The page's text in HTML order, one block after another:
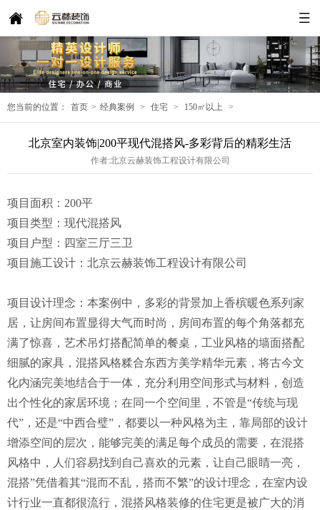
您当前的位置： 首页 > 经典案例 > 住宅 > 150㎡以上 >
北京室内装饰|200平现代混搭风-多彩背后的精彩生活
作者:北京云赫装饰工程设计有限公司
项目面积：200平
项目类型：现代混搭风
项目户型：四室三厅三卫
项目施工设计：北京云赫装饰工程设计有限公司
项目设计理念：本案例中，多彩的背景加上香槟暖色系列家
居，让房间布置显得大气而时尚，房间布置的每个角落都充
满了惊喜，艺术吊灯搭配简单的餐桌，工业风格的墙面搭配
细腻的家具，混搭风格糅合东西方美学精华元素，将古今文
化内涵完美地结合于一体，充分利用空间形式与材料，创造
出个性化的家居环境；在同一个空间里，不管是“传统与现
代”，还是“中西合璧”，都要以一种风格为主，靠局部的设计
增添空间的层次，能够完美的满足每个成员的需要，在混搭
风格中，人们容易找到自己喜欢的元素，让自己眼睛一亮，
混搭”凭借着其“混而不乱，搭而不繁”的设计理念，在室内设
计行业一直都很流行，混搭风格装修的住宅更是被广大的消